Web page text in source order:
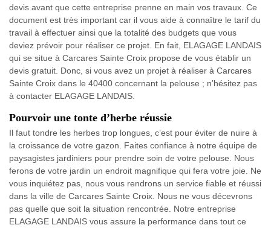
devis avant que cette entreprise prenne en main vos travaux. Ce
document est très important car il vous aide à connaître le tarif du
travail à effectuer ainsi que la totalité des budgets que vous
deviez prévoir pour réaliser ce projet. En fait, ELAGAGE LANDAIS
qui se situe à Carcares Sainte Croix propose de vous établir un
devis gratuit. Donc, si vous avez un projet à réaliser à Carcares
Sainte Croix dans le 40400 concernant la pelouse ; n’hésitez pas
à contacter ELAGAGE LANDAIS.
Pourvoir une tonte d’herbe réussie
Il faut tondre les herbes trop longues, c’est pour éviter de nuire à
la croissance de votre gazon. Faites confiance à notre équipe de
paysagistes jardiniers pour prendre soin de votre pelouse. Nous
ferons de votre jardin un endroit magnifique qui fera votre joie. Ne
vous inquiétez pas, nous vous rendrons un service fiable et réussi
dans la ville de Carcares Sainte Croix. Nous ne vous décevrons
pas quelle que soit la situation rencontrée. Notre entreprise
ELAGAGE LANDAIS vous assure la performance dans tout ce